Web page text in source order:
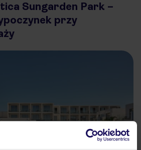
Sungarden Park –
przy